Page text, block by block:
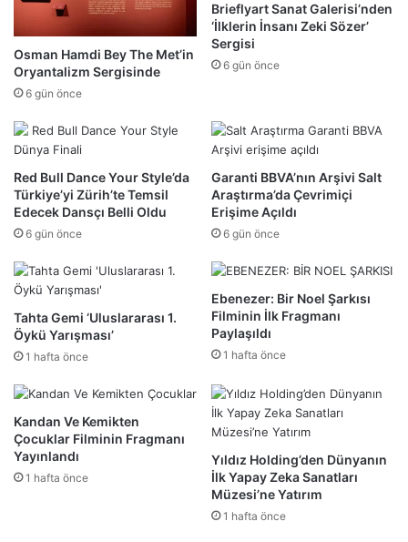
Osman Hamdi Bey The Met’in
Oryantalizm Sergisinde
6 gün önce
Brieflyart Sanat Galerisi’nden
‘İlklerin İnsanı Zeki Sözer’
Sergisi
6 gün önce
Red Bull Dance Your Style’da
Türkiye’yi Zürih’te Temsil
Edecek Dansçı Belli Oldu
6 gün önce
Garanti BBVA’nın Arşivi Salt
Araştırma’da Çevrimiçi
Erişime Açıldı
6 gün önce
Tahta Gemi ‘Uluslararası 1.
Öykü Yarışması’
1 hafta önce
Ebenezer: Bir Noel Şarkısı
Filminin İlk Fragmanı
Paylaşıldı
1 hafta önce
Kandan Ve Kemikten
Çocuklar Filminin Fragmanı
Yayınlandı
1 hafta önce
Yıldız Holding’den Dünyanın
İlk Yapay Zeka Sanatları
Müzesi’ne Yatırım
1 hafta önce